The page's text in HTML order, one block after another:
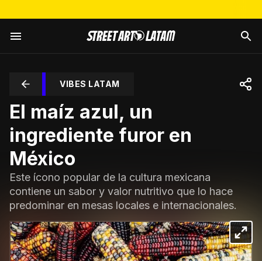
VIBES LATAM
El maíz azul, un
ingrediente furor en
México
Este ícono popular de la cultura mexicana
contiene un sabor y valor nutritivo que lo hace
predominar en mesas locales e internacionales.